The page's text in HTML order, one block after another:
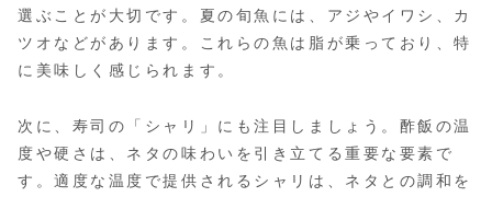
選ぶことが大切です。夏の旬魚には、アジやイワシ、カ
ツオなどがあります。これらの魚は脂が乗っており、特
に美味しく感じられます。
次に、寿司の「シャリ」にも注目しましょう。酢飯の温
度や硬さは、ネタの味わいを引き立てる重要な要素で
す。適度な温度で提供されるシャリは、ネタとの調和を